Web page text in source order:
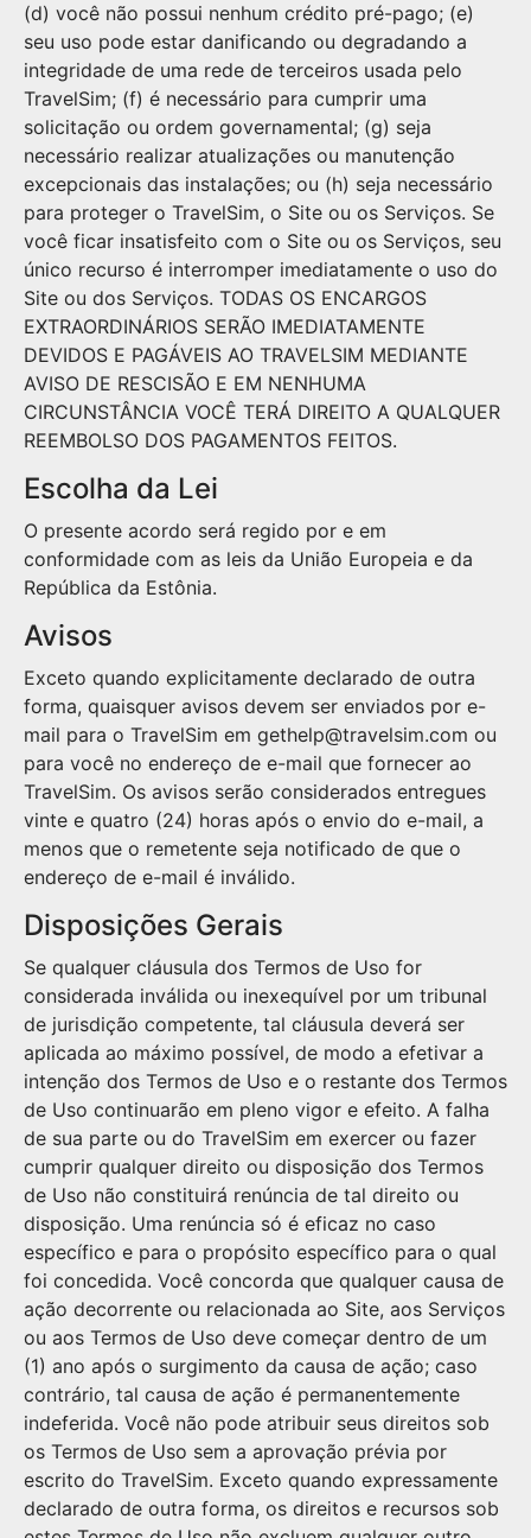
(d) você não possui nenhum crédito pré-pago; (e)
seu uso pode estar danificando ou degradando a
integridade de uma rede de terceiros usada pelo
TravelSim; (f) é necessário para cumprir uma
solicitação ou ordem governamental; (g) seja
necessário realizar atualizações ou manutenção
excepcionais das instalações; ou (h) seja necessário
para proteger o TravelSim, o Site ou os Serviços. Se
você ficar insatisfeito com o Site ou os Serviços, seu
único recurso é interromper imediatamente o uso do
Site ou dos Serviços. TODAS OS ENCARGOS
EXTRAORDINÁRIOS SERÃO IMEDIATAMENTE
DEVIDOS E PAGÁVEIS AO TRAVELSIM MEDIANTE
AVISO DE RESCISÃO E EM NENHUMA
CIRCUNSTÂNCIA VOCÊ TERÁ DIREITO A QUALQUER
REEMBOLSO DOS PAGAMENTOS FEITOS.
Escolha da Lei
O presente acordo será regido por e em
conformidade com as leis da União Europeia e da
República da Estônia.
Avisos
Exceto quando explicitamente declarado de outra
forma, quaisquer avisos devem ser enviados por e-
mail para o TravelSim em gethelp@travelsim.com ou
para você no endereço de e-mail que fornecer ao
TravelSim. Os avisos serão considerados entregues
vinte e quatro (24) horas após o envio do e-mail, a
menos que o remetente seja notificado de que o
endereço de e-mail é inválido.
Disposições Gerais
Se qualquer cláusula dos Termos de Uso for
considerada inválida ou inexequível por um tribunal
de jurisdição competente, tal cláusula deverá ser
aplicada ao máximo possível, de modo a efetivar a
intenção dos Termos de Uso e o restante dos Termos
de Uso continuarão em pleno vigor e efeito. A falha
de sua parte ou do TravelSim em exercer ou fazer
cumprir qualquer direito ou disposição dos Termos
de Uso não constituirá renúncia de tal direito ou
disposição. Uma renúncia só é eficaz no caso
específico e para o propósito específico para o qual
foi concedida. Você concorda que qualquer causa de
ação decorrente ou relacionada ao Site, aos Serviços
ou aos Termos de Uso deve começar dentro de um
(1) ano após o surgimento da causa de ação; caso
contrário, tal causa de ação é permanentemente
indeferida. Você não pode atribuir seus direitos sob
os Termos de Uso sem a aprovação prévia por
escrito do TravelSim. Exceto quando expressamente
declarado de outra forma, os direitos e recursos sob